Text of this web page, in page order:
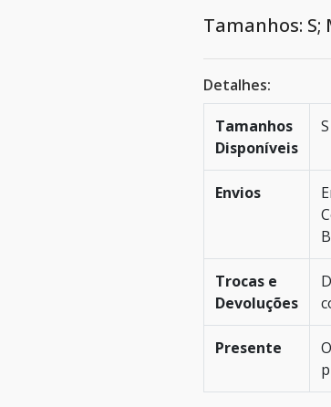
Tamanhos: S;
Detalhes:
Tamanhos
Disponíveis
Envios
Trocas e
Devoluções
Presente